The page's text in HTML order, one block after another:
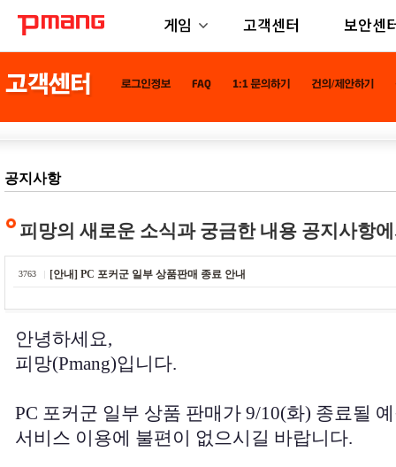
게임 고객센터 보안센
공지사항
피망의 새로운 소식과 궁금한 내용 공지사항
3763 [안내] PC 포커군 일부 상품판매 종료 안내
안녕하세요,
피망(Pmang)입니다.
PC 포커군 일부 상품 판매가 9/10(화) 종료될
서비스 이용에 불편이 없으시길 바랍니다.